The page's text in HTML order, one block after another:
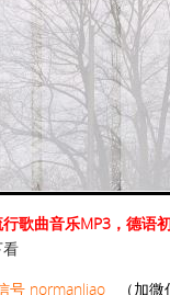
歌曲音乐MP3，德语
号 normanliao （加